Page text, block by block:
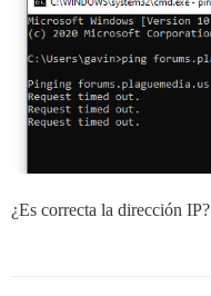
¿Es correcta la dirección IP?